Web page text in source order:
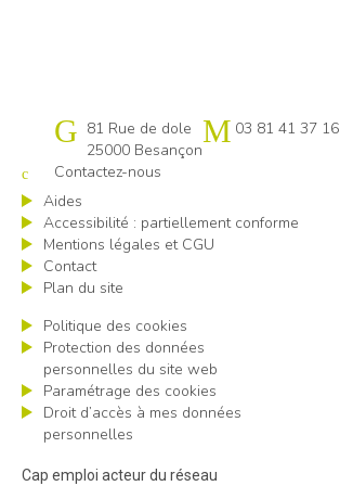
Cap emploi 25-90
81 Rue de dole
25000 Besançon
03 81 41 37 16
Contactez-nous
Aides
Accessibilité : partiellement conforme
Mentions légales et CGU
Contact
Plan du site
Politique des cookies
Protection des données
personnelles du site web
Paramétrage des cookies
Droit d’accès à mes données
personnelles
Cap emploi acteur du réseau